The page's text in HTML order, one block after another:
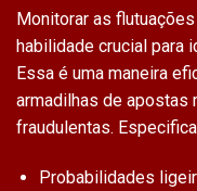
Monitorar as
habilidade crucial para
Essa é uma maneira
armadilhas de apostas
fraudulentas.
Probabilidades